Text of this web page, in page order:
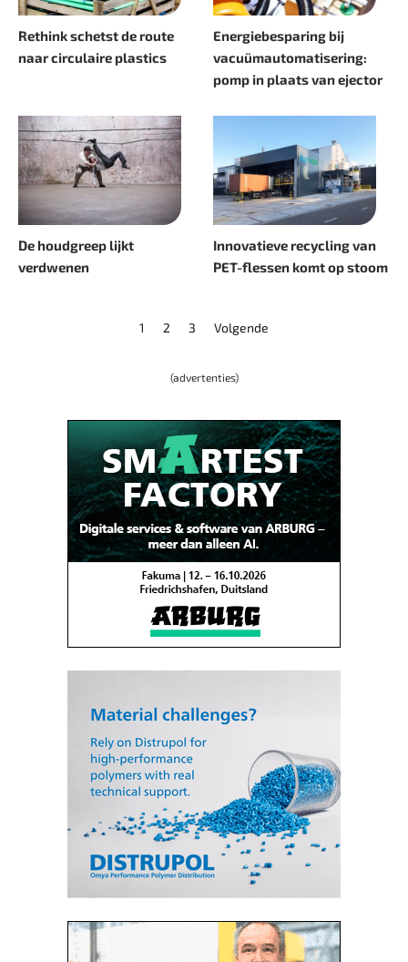
Rethink schetst de route
naar circulaire plastics
Energiebesparing bij
vacuümautomatisering:
pomp in plaats van ejector
De houdgreep lijkt
verdwenen
Innovatieve recycling van
PET-flessen komt op stoom
1 2 3 Volgende
(advertenties)